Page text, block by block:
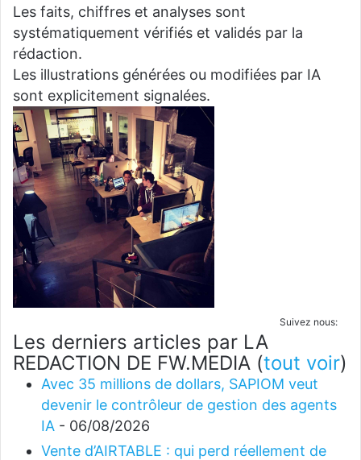
Les faits, chiffres et analyses sont
systématiquement vérifiés et validés par la
rédaction.
Les illustrations générées ou modifiées par IA
sont explicitement signalées.
Suivez nous:
Les derniers articles par LA
REDACTION DE FW.MEDIA (tout voir)
Avec 35 millions de dollars, SAPIOM veut
devenir le contrôleur de gestion des agents
IA - 06/08/2026
Vente d’AIRTABLE : qui perd réellement de